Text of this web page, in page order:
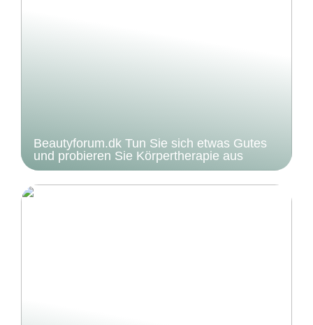
Beautyforum.dk Tun Sie sich etwas Gutes
und probieren Sie Körpertherapie aus